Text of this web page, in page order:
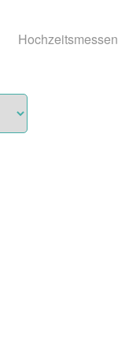
Hochzeitsmessen